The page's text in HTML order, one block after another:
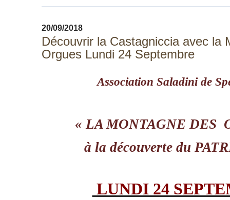
20/09/2018
Découvrir la Castagniccia avec la
Orgues Lundi 24 Septembre
Association Saladini de
« LA MONTAGNE DES
à la découverte du
LUNDI 24